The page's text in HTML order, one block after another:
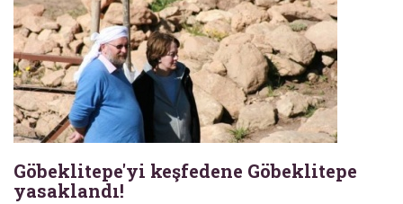
Göbeklitepe'yi keşfedene Göbeklitepe
yasaklandı!